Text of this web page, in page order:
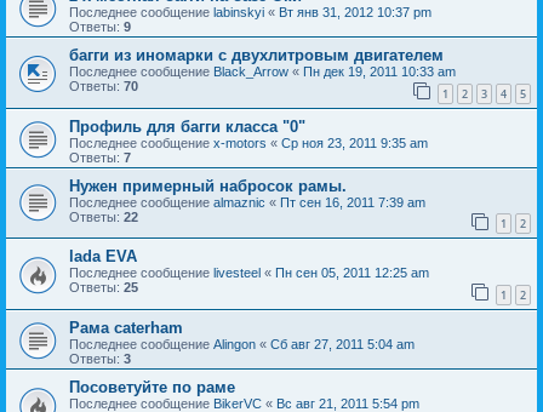
Последнее сообщение labinskyi « Вт янв 31, 2012 10:37 pm
Ответы: 9
багги из иномарки с двухлитровым двигателем
Последнее сообщение Black_Arrow « Пн дек 19, 2011 10:33 am
Ответы: 70 1 2 3 4 5
Профиль для багги класса "0"
Последнее сообщение x-motors « Ср ноя 23, 2011 9:35 am
Ответы: 7
Нужен примерный набросок рамы.
Последнее сообщение almaznic « Пт сен 16, 2011 7:39 am
Ответы: 22 1 2
lada EVA
Последнее сообщение livesteel « Пн сен 05, 2011 12:25 am
Ответы: 25 1 2
Рама caterham
Последнее сообщение Alingon « Сб авг 27, 2011 5:04 am
Ответы: 3
Посоветуйте по раме
Последнее сообщение BikerVC « Вс авг 21, 2011 5:54 pm